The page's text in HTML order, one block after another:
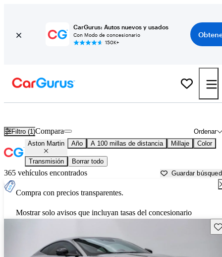
CarGurus: Autos nuevos y usados
Con Modo de concesionario
150K+
Filtro (1) Ordenar
Compara
Aston Martin Año A 100 millas de distancia Millaje Color
Transmisión Borrar todo
365 vehículos encontrados Guardar
Compra con precios transparentes.
Mostrar solo avisos que incluyan tasas del concesionario